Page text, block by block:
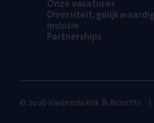
Diver­si­teit,
inclusie
Part­ner­ships
© 2026 Vanbreda Risk & Benefits